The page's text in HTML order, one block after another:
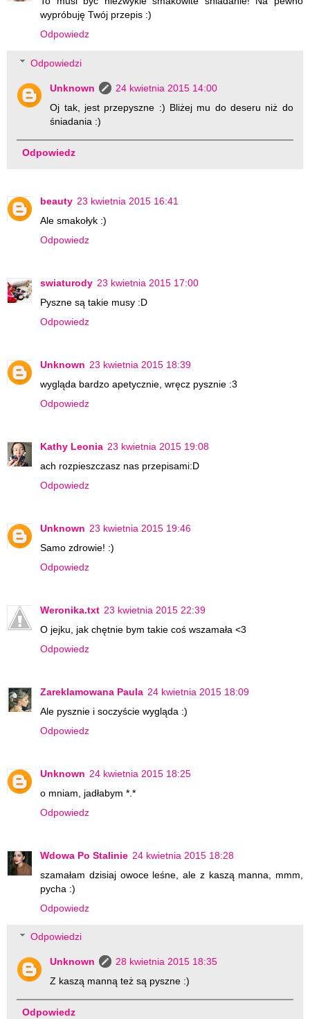
wypróbuję Twój przepis :)
Odpowiedz
Odpowiedzi
Unknown
24 kwietnia 2015 14:00
Oj tak, jest przepyszne :) Bliżej mu do deseru niż do
śniadania :)
Odpowiedz
beauty 23 kwietnia 2015 16:41
Ale smakołyk :)
Odpowiedz
swiaturody 23 kwietnia 2015 17:00
Pyszne są takie musy :D
Odpowiedz
Unknown 23 kwietnia 2015 18:39
wygląda bardzo apetycznie, wręcz pysznie :3
Odpowiedz
Kathy Leonia 23 kwietnia 2015 19:08
ach rozpieszczasz nas przepisami:D
Odpowiedz
Unknown 23 kwietnia 2015 19:46
Samo zdrowie! :)
Odpowiedz
Weronika.txt 23 kwietnia 2015 22:39
O jejku, jak chętnie bym takie coś wszamała <3
Odpowiedz
Zareklamowana Paula 24 kwietnia 2015 18:09
Ale pysznie i soczyście wygląda :)
Odpowiedz
Unknown 24 kwietnia 2015 18:25
o mniam, jadłabym *.*
Odpowiedz
Wdowa Po Stalinie 24 kwietnia 2015 18:28
szamałam dzisiaj owoce leśne, ale z kaszą manna, mmm,
pycha :)
Odpowiedz
Odpowiedzi
Unknown
28 kwietnia 2015 18:35
Z kaszą manną też są pyszne :)
Odpowiedz